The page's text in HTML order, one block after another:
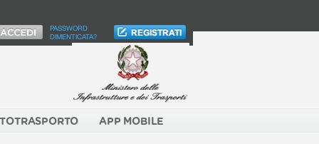
PASSWORD
DIMENTICATA?
APP MOBILE